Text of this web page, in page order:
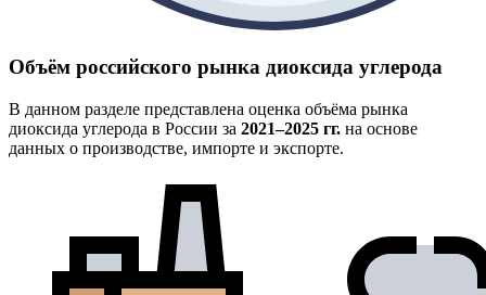
Объём российского рынка диоксида углерода
В данном разделе представлена оценка объёма рынка
диоксида углерода в России за 2021–2025 гг. на основе
данных о производстве, импорте и экспорте.